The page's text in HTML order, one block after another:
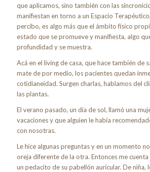
que aplicamos, sino también con las
manifiestan en torno a un Espacio
percibo, es algo más que el ámbito físico
estado que se promueve y manifiesta, algo
profundidad y se muestra.
Acá en el living de casa, que hace también de
mate de por medio, los pacientes quedan
cotidianeidad. Surgen charlas, hablamos del
las plantas.
El verano pasado, un día de sol, llamó una
vacaciones y que alguien le había
con nosotras.
Le hice algunas preguntas y en un momento
oreja diferente de la otra. Entonces me
un pedacito de su pabellón auricular. De niña,